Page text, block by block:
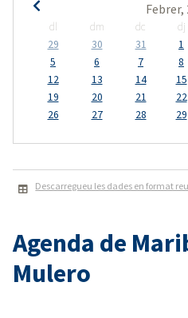
Febrer,
dl dm dc dj
29
30 31 1
5
6 7 8
12
13 14 15
19
20 21 22
26
27 28 29
Descarregueu les dades en format
Agenda de
Mulero